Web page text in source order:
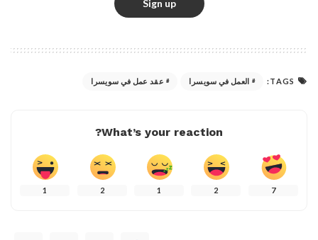
TAGS: العمل في سويسرا عقد عمل في سويسرا
What’s your reaction?
7
2
1
2
1